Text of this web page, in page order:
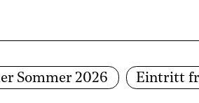
springen Zum
Sommer 2026 Eintritt